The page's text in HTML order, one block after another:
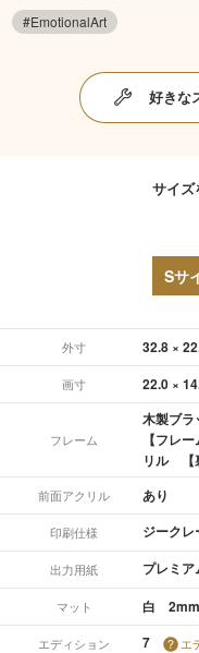
#EmotionalArt
好きな
サイズ
Sサ
外寸 32.8 ×
画寸 22.0 ×
フレーム
木製ブ
【フレ
リル 【
前面アクリル あり
印刷仕様 ジークレ
出力用紙 プレミ
マット 白 2mm
エディション 7 エ